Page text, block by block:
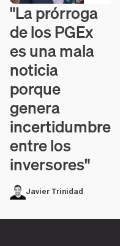
Contenido en vídeo
"La prórroga
de los PGEx
es una mala
noticia
porque
genera
incertidumbre
entre los
inversores"
Javier Trinidad